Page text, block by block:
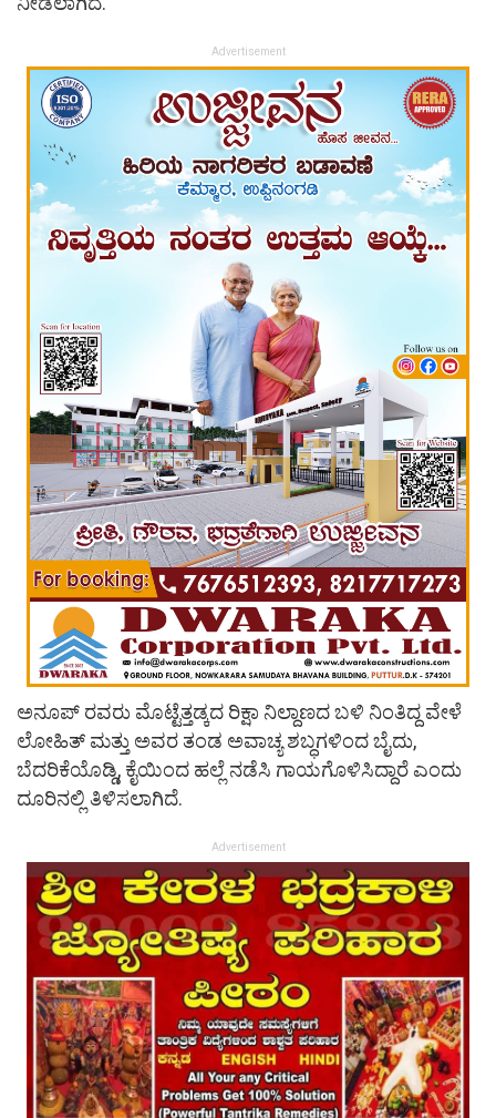
Advertisement
ಅನೂಪ್ ರವರು ಮೊಟ್ಟೆತ್ತಡ್ಕದ ರಿಕ್ಷಾ ನಿಲ್ದಾಣದ ಬಳಿ ನಿಂತಿದ್ದ ವೇಳೆ
ಲೋಹಿತ್ ಮತ್ತು ಅವರ ತಂಡ ಅವಾಚ್ಯ ಶಬ್ಧಗಳಿಂದ ಬೈದು,
ಬೆದರಿಕೆಯೊಡ್ಡಿ, ಕೈಯಿಂದ ಹಲ್ಲೆ ನಡೆಸಿ ಗಾಯಗೊಳಿಸಿದ್ದಾರೆ ಎಂದು
ದೂರಿನಲ್ಲಿ ತಿಳಿಸಲಾಗಿದೆ.
Advertisement